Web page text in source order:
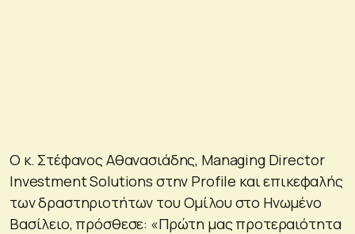
Ο κ. Στέφανος Αθανασιάδης, Managing Director
Investment Solutions στην Profile και επικεφαλής
των δραστηριοτήτων του Oμίλου στο Ηνωμένο
Βασίλειο, πρόσθεσε: «Πρώτη μας προτεραιότητα